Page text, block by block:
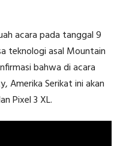
acara pada tanggal 9
teknologi asal Mountain
bahwa di acara
Amerika Serikat ini akan
Pixel 3 XL.